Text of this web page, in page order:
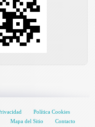
Política Cookies
Mapa del Sitio Contacto